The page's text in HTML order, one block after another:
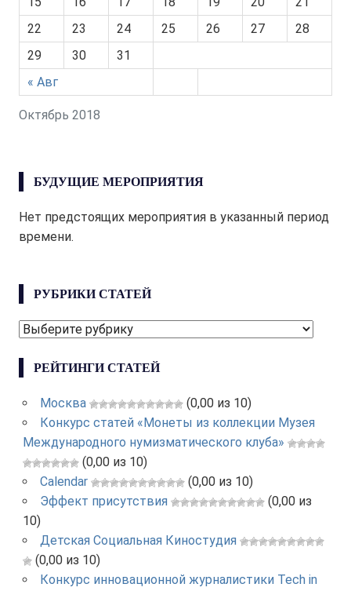
Октябрь 2018
« Авг
22
23 24 25 26 27
28
29
30 31
БУДУЩИЕ МЕРОПРИЯТИЯ
Нет предстоящих мероприятия в указанный период
времени.
РУБРИКИ СТАТЕЙ
РУБРИКИ
РЕЙТИНГИ СТАТЕЙ
Москва
(0,00 из 10)
Конкурс статей «Монеты из коллекции Музея
Международного нумизматического клуба»
(0,00 из 10)
Calendar
(0,00 из 10)
Эффект присутствия
(0,00 из
10)
Детская Социальная Киностудия
(0,00 из 10)
Конкурс инновационной журналистики Tech in